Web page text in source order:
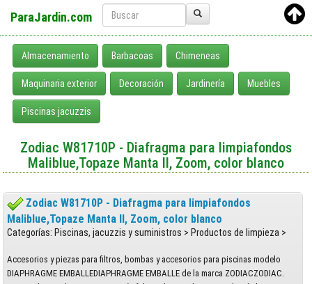
ParaJardin.com
Almacenamiento Barbacoas Chimeneas
Maquinaria exterior Decoración Jardinería Muebles
Piscinas jacuzzis
Zodiac W81710P - Diafragma para limpiafondos
Maliblue,Topaze Manta II, Zoom, color blanco
Zodiac W81710P - Diafragma para limpiafondos
Maliblue,Topaze Manta II, Zoom, color blanco
Categorías: Piscinas, jacuzzis y suministros > Productos de limpieza >
Accesorios y piezas para filtros, bombas y accesorios para piscinas modelo
DIAPHRAGME EMBALLEDIAPHRAGME EMBALLE de la marca ZODIACZODIAC.